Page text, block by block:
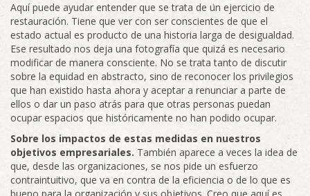
Aquí puede ayudar entender que se trata de un ejercicio de
restauración. Tiene que ver con ser conscientes de que el
estado actual es producto de una historia larga de desigualdad.
Ese resultado nos deja una fotografía que quizá es necesario
modificar de manera consciente. No se trata tanto de discutir
sobre la equidad en abstracto, sino de reconocer los privilegios
que han existido hasta ahora y aceptar a renunciar a parte de
ellos o dar un paso atrás para que otras personas puedan
ocupar espacios que históricamente no han podido ocupar.
Sobre los impactos de estas medidas en nuestros
objetivos empresariales. También aparece a veces la idea de
que, desde las organizaciones, se nos pide un esfuerzo
contraintuitivo, que va en contra de la eficiencia o de lo que es